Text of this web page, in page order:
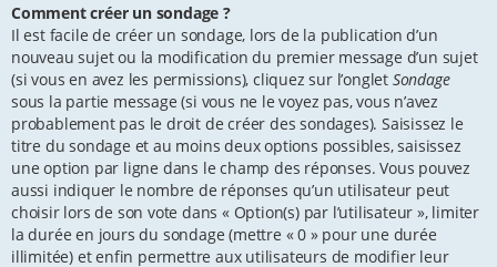
Comment créer un sondage ?
Il est facile de créer un sondage, lors de la publication d’un
nouveau sujet ou la modification du premier message d’un sujet
(si vous en avez les permissions), cliquez sur l’onglet Sondage
sous la partie message (si vous ne le voyez pas, vous n’avez
probablement pas le droit de créer des sondages). Saisissez le
titre du sondage et au moins deux options possibles, saisissez
une option par ligne dans le champ des réponses. Vous pouvez
aussi indiquer le nombre de réponses qu’un utilisateur peut
choisir lors de son vote dans « Option(s) par l’utilisateur », limiter
la durée en jours du sondage (mettre « 0 » pour une durée
illimitée) et enfin permettre aux utilisateurs de modifier leur